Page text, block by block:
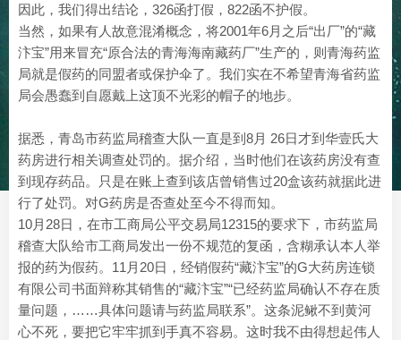
因此，我们得出结论，326函打假，822函不护假。
当然，如果有人故意混淆概念，将2001年6月之后“出厂”的“藏
汴宝”用来冒充“原合法的青海海南藏药厂”生产的，则青海药监
局就是假药的同盟者或保护伞了。我们实在不希望青海省药监
局会愚蠢到自愿戴上这顶不光彩的帽子的地步。
据悉，青岛市药监局稽查大队一直是到8月 26日才到华壹氏大
药房进行相关调查处罚的。据介绍，当时他们在该药房没有查
到现存药品。只是在账上查到该店曾销售过20盒该药就据此进
行了处罚。对G药房是否查处至今不得而知。
10月28日，在市工商局公平交易局12315的要求下，市药监局
稽查大队给市工商局发出一份不规范的复函，含糊承认本人举
报的药为假药。11月20日，经销假药“藏汴宝”的G大药房连锁
有限公司书面辩称其销售的“藏汴宝”“已经药监局确认不存在质
量问题，……具体问题请与药监局联系”。这条泥鳅不到黄河
心不死，要把它牢牢抓到手真不容易。这时我不由得想起伟人